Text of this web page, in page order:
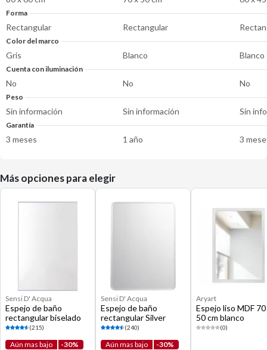
Forma
Rectangular Rectangular
Color del marco
Gris Blanco Blanco
Cuenta con iluminación
No No No
Peso
Sin información Sin información Sin
Garantía
3 meses 1 año 3
Más opciones para elegir
Sensi D' Acqua
Espejo de baño
rectangular biselado
60 x 90 cm
(215)
Aún mas bajo -30%
Sensi D' Acqua
Espejo de baño
rectangular Silver
blanco 60 x 45 cm
(240)
Aún mas bajo -30%
Aryart
Espejo liso MDF
50 cm blanco
(0)